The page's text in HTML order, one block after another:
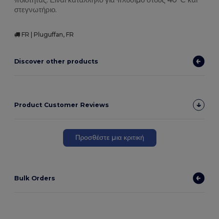
στεγνωτήριο.
FR | Pluguffan, FR
Discover other products
Product Customer Reviews
Προσθέστε μια κριτική
Bulk Orders